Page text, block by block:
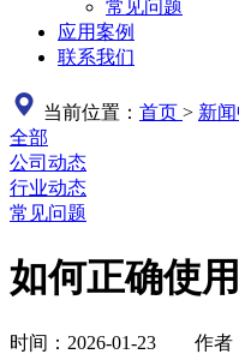
常见问题
应用案例
联系我们
当前位置： 首页 > 新
全部
公司动态
行业动态
常见问题
如何正确使
时间：2026-01-23 作者